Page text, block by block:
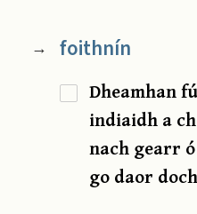
→ foithnín
Dheamhan
indiaidh a
nach gearr
go daor